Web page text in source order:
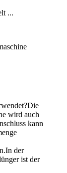
...
wird auch
kann
der
ist der